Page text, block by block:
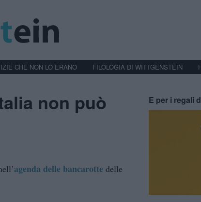
CHE NON LO ERANO FILOLOGIA DI WITTGENSTEIN
non può
agenda delle bancarotte delle
E per i regali